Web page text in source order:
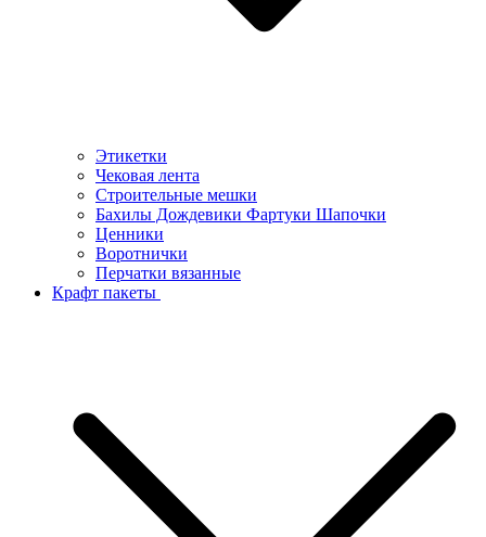
Этикетки
Чековая лента
Строительные мешки
Бахилы Дождевики Фартуки Шапочки
Ценники
Воротнички
Перчатки вязанные
Крафт пакеты